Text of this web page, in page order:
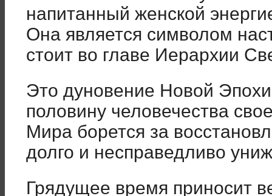
напитанный женской
Она является символом
стоит во главе Иерархии
Это дуновение Новой
половину человечества
Мира борется за
долго и несправедливо
Грядущее время приносит